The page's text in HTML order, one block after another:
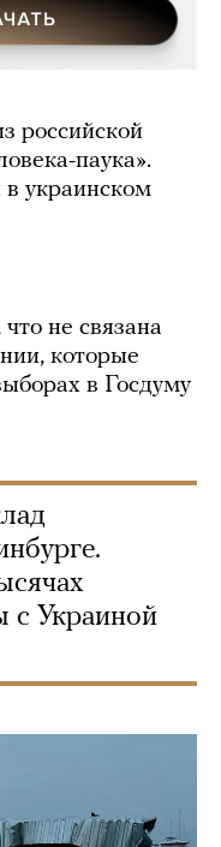
российской
паука».
украинском
не связана
которые
в Госдуму
с Украиной